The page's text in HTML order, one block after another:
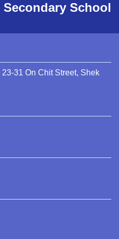
School
31 On Chit Street, Shek